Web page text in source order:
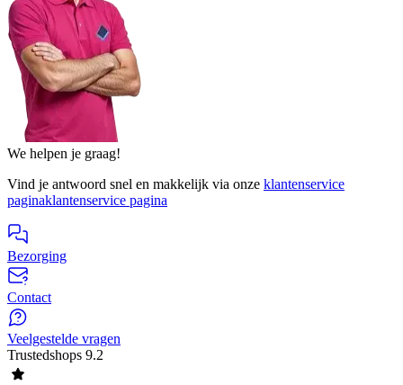
We helpen je graag!
Vind je antwoord snel en makkelijk via onze klantenservice
paginaklantenservice pagina
Bezorging
Contact
Veelgestelde vragen
Trustedshops 9.2